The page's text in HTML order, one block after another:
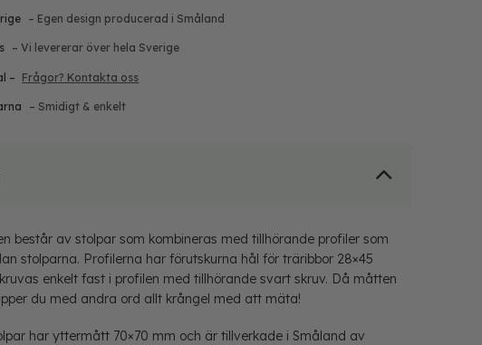
– Egen design producerad i Småland
– Vi levererar över hela Sverige
– Frågor? Kontakta oss
– Smidigt & enkelt
består av stolpar som kombineras med tillhörande profiler som
stolparna. Profilerna har förutskurna hål för träribbor 28×45
enkelt fast i profilen med tillhörande svart skruv. Då måtten
du med andra ord allt krångel med att mäta!
har yttermått 70×70 mm och är tillverkade i Småland av